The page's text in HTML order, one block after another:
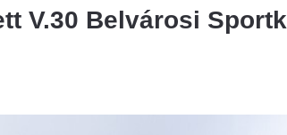
V.30 Belvárosi